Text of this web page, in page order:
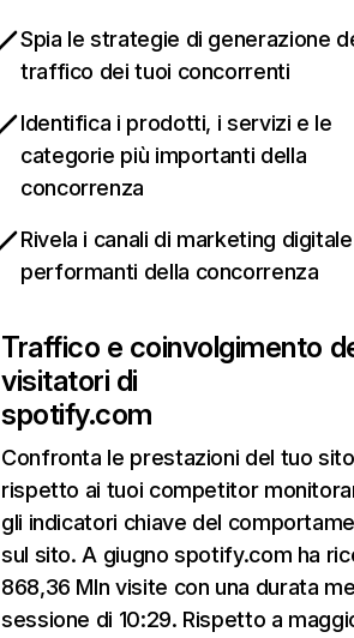
Spia le strategie di generazione
traffico dei tuoi concorrenti
Identifica i prodotti, i servizi e le
categorie più importanti della
concorrenza
Rivela i canali di marketing
performanti della concorrenza
Traffico e coinvolgimento
visitatori di
spotify.com
Confronta le prestazioni del tuo
rispetto ai tuoi competitor
gli indicatori chiave del
sul sito. A giugno spotify.com ha
868,36 Mln visite con una durata
sessione di 10:29. Rispetto a